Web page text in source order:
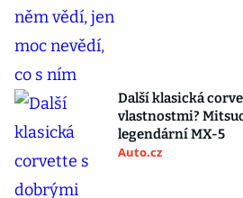
Další klasická
vlastnostmi?
legendární MX-5
Auto.cz